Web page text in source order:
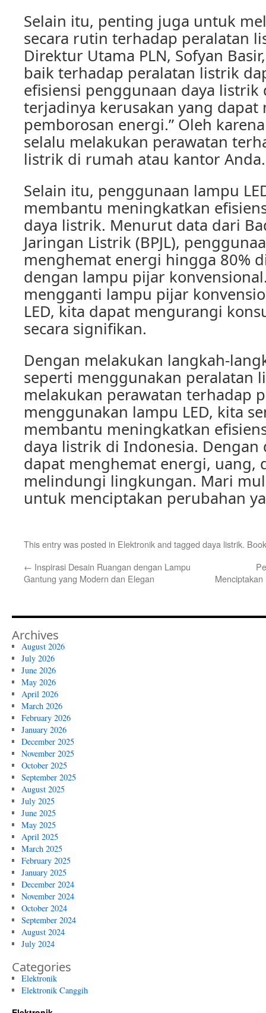
Selain itu, penting juga untuk
secara rutin terhadap peralatan
Direktur Utama PLN, Sofyan
baik terhadap peralatan listrik
efisiensi penggunaan daya listrik
terjadinya kerusakan yang dapat
pemborosan energi.” Oleh
selalu melakukan perawatan
listrik di rumah atau kantor Anda.
Selain itu, penggunaan lampu
membantu meningkatkan
daya listrik. Menurut data dari
Jaringan Listrik (BPJL),
menghemat energi hingga 80%
dengan lampu pijar
mengganti lampu pijar
LED, kita dapat mengurangi
secara signifikan.
Dengan melakukan langkah-
seperti menggunakan peralatan
melakukan perawatan terhadap
menggunakan lampu LED, kita
membantu meningkatkan
daya listrik di Indonesia. Dengan
dapat menghemat energi, uang,
melindungi lingkungan. Mari
untuk menciptakan perubahan
This entry was posted in Elektronikand tagged daya listrik.
← Inspirasi Desain Ruangan dengan Lampu
Gantung yang Modern dan Elegan
Archives
August 2026
July 2026
June 2026
May 2026
April 2026
March 2026
February 2026
January 2026
December 2025
November 2025
October 2025
September 2025
August 2025
July 2025
June 2025
May 2025
April 2025
March 2025
February 2025
January 2025
December 2024
November 2024
October 2024
September 2024
August 2024
July 2024
Categories
Elektronik
Elektronik Canggih